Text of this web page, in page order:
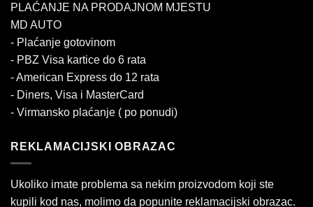
PLAĆANJE NA PRODAJNOM MJESTU
MD AUTO
- Plaćanje gotovinom
- PBZ Visa kartice do 6 rata
- American Express do 12 rata
- Diners, Visa i MasterCard
- Virmansko plaćanje ( po ponudi)
REKLAMACIJSKI OBRAZAC
Ukoliko imate problema sa nekim proizvodom koji ste
kupili kod nas, molimo da popunite reklamacijski obrazac.